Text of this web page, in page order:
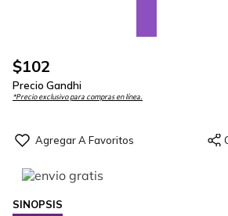
$102
Precio Gandhi
*Precio exclusivo para compras en línea.
SINOPSIS